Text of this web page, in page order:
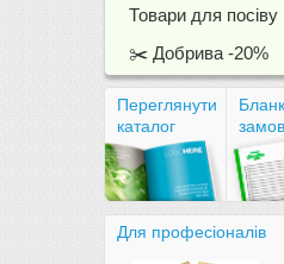
Товари для посіву
✂️ Добрива -20%
Переглянути
каталог
Бланк
Для професіоналів